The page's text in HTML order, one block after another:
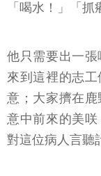
「喝水！」「
他只需要出一張
來到這裡的志
意；大家擠在
意中前來的美
對這位病人言聽